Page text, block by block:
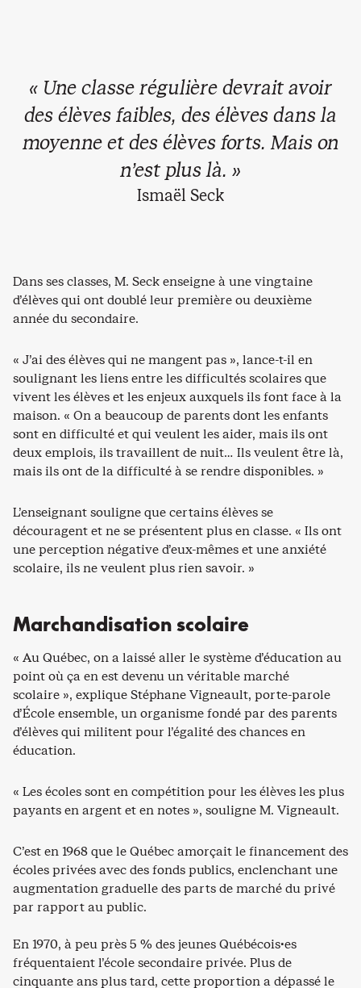
« Une classe régulière devrait avoir
des élèves faibles, des élèves dans la
moyenne et des élèves forts. Mais on
n’est plus là. »
Ismaël Seck
Dans ses classes, M. Seck enseigne à une vingtaine
d’élèves qui ont doublé leur première ou deuxième
année du secondaire.
« J’ai des élèves qui ne mangent pas », lance-t-il en
soulignant les liens entre les difficultés scolaires que
vivent les élèves et les enjeux auxquels ils font face à la
maison. « On a beaucoup de parents dont les enfants
sont en difficulté et qui veulent les aider, mais ils ont
deux emplois, ils travaillent de nuit… Ils veulent être là,
mais ils ont de la difficulté à se rendre disponibles. »
L’enseignant souligne que certains élèves se
découragent et ne se présentent plus en classe. « Ils ont
une perception négative d’eux-mêmes et une anxiété
scolaire, ils ne veulent plus rien savoir. »
Marchandisation scolaire
« Au Québec, on a laissé aller le système d’éducation au
point où ça en est devenu un véritable marché
scolaire », explique Stéphane Vigneault, porte-parole
d’École ensemble, un organisme fondé par des parents
d’élèves qui militent pour l’égalité des chances en
éducation.
« Les écoles sont en compétition pour les élèves les plus
payants en argent et en notes », souligne M. Vigneault.
C’est en 1968 que le Québec amorçait le financement des
écoles privées avec des fonds publics, enclenchant une
augmentation graduelle des parts de marché du privé
par rapport au public.
En 1970, à peu près 5 % des jeunes Québécois·es
fréquentaient l’école secondaire privée. Plus de
cinquante ans plus tard, cette proportion a dépassé le